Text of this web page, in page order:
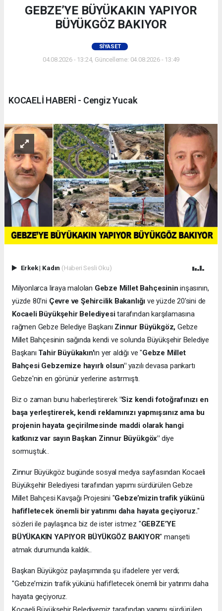
GEBZE’YE BÜYÜKAKIN YAPIYOR
BÜYÜKGÖZ BAKIYOR
SIYASET
04.08.2026 - 13:24, Güncelleme: 04.08.2026 - 13:49
KOCAELİ HABERİ - Cengiz Yucak
Erkek| Kadın (Haberi Sesli Oku)
Milyonlarca liraya malolan Gebze Millet Bahçesinin inşasının,
yüzde 80'ni Çevre ve Şehircilik Bakanlığı ve yüzde 20'sini de
Kocaeli Büyükşehir Belediyesitarafından karşılamasına
rağmen Gebze Belediye Başkanı Zinnur Büyükgöz, Gebze
Millet Bahçesinin sağında kendi ve solunda Büyükşehir Belediye
Başkanı Tahir Büyükakın'ın yer aldığı ve "Gebze Millet
Bahçesi Gebzemize hayırlı olsun"yazılı devasa pankartı
Gebze'nin en görünür yerlerine astırmıştı.
Biz o zaman bunu haberleştirerek "Siz kendi fotoğrafınızı en
başa yerleştirerek, kendi reklamınızı yapmışsınız ama bu
projenin hayata geçirilmesinde maddi olarak hangi
katkınız var sayın Başkan Zinnur Büyükgöx" diye
sormuştuk..
Zinnur Büyükgöz bugünde sosyal medya sayfasından Kocaeli
Büyükşehir Belediyesi tarafından yapımı sürdürülen Gebze
Millet Bahçesi Kavşağı Projesini "Gebze’mizin trafik yükünü
hafifletecek önemli bir yatırımı daha hayata geçiyoruz."
sözleri ile paylaşınca biz de ister istmez "GEBZE’YE
BÜYÜKAKIN YAPIYOR BÜYÜKGÖZ BAKIYOR" manşeti
atmak durumunda kaldık..
Başkan Büyükgöz paylaşımında şu ifadelere yer verdi;
"Gebze’mizin trafik yükünü hafifletecek önemli bir yatırımı daha
hayata geçiyoruz.